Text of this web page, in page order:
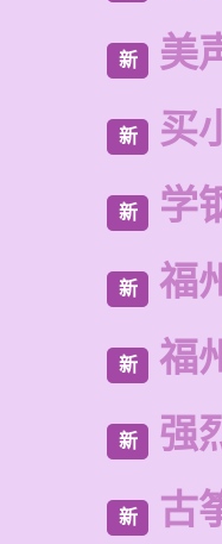
新 美
新 买
新 学
新 福
新 福
新 强
新 古